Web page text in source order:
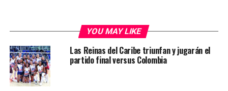
YOU MAY LIKE
Las Reinas del Caribe triunfan y jugarán el
partido final versus Colombia